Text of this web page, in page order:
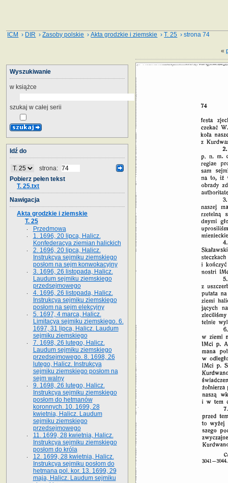
ICM › DIR ›Zasoby polskie ›Akta grodzkie i ziemskie ›T. 25 › strona 74
«
Wyszukiwanie
w książce
szukaj w całej serii
Idź do
strona:
Pobierz pełen tekst
T. 25.txt
Nawigacja
Akta grodzkie i ziemskie
T. 25
Przedmowa
1. 1696, 20 lipca, Halicz.
Konfederacya ziemian halickich
2. 1696, 20 lipca, Halicz.
Instrukcya sejmiku ziemskiego
posłom na sejm konwokacyjny
3. 1696, 26 listopada, Halicz.
Laudum sejmiku ziemskiego
przedsejmowego
4. 1696, 26 listopada, Halicz.
Instrukcya sejmiku ziemskiego
posłom na sejm elekcyjny
5. 1697, 4 marca, Halicz.
Limitacya sejmiku ziemskiego. 6.
1697, 31 lipca, Halicz. Laudum
sejmiku ziemskiego
7. 1698, 26 lutego, Halicz.
Laudum sejmiku ziemskiego
przedsejmowego. 8. 1698, 26
lutego, Halicz. Instrukcya
sejmiku ziemskiego posłom na
sejm walny
9. 1698, 26 lutego, Halicz.
Instrukcya sejmiku ziemskiego
posłom do hetmanów
koronnych. 10. 1699, 28
kwietnia, Halicz. Laudum
sejmiku ziemskiego
przedsejmowego
11. 1699, 28 kwietnia, Halicz.
Instrukcya sejmiku ziemskiego
posłom do króla
12. 1699, 28 kwietnia, Halicz.
Instrukcya sejmiku posłom do
hetmana pol. kor. 13. 1699, 29
maja, Halicz. Laudum sejmiku